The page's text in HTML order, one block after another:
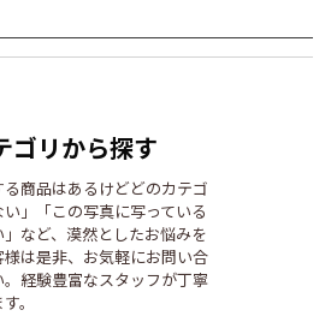
ゴリから探す
る商品はあるけどどのカテゴ
い」「この写真に写っている
など、漠然としたお悩みを
は是非、お気軽にお問い合
経験豊富なスタッフが丁寧
。